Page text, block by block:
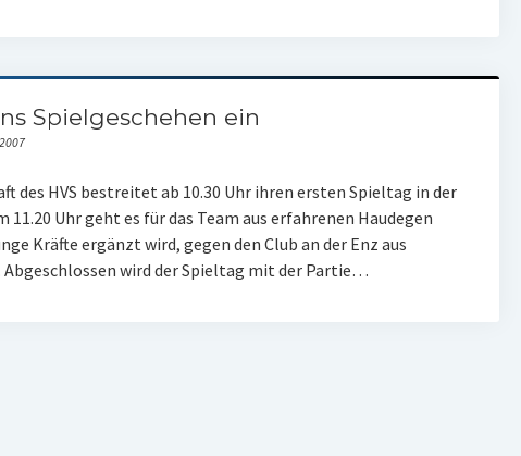
Spielgeschehen ein
des HVS bestreitet ab 10.30 Uhr ihren ersten Spieltag in der
11.20 Uhr geht es für das Team aus erfahrenen Haudegen
Kräfte ergänzt wird, gegen den Club an der Enz aus
Abgeschlossen wird der Spieltag mit der Partie…